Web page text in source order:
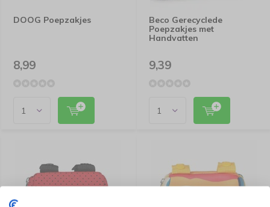
DOOG Poepzakjes
8,99
Beco Gerecyclede
Poepzakjes met
Handvatten
9,39